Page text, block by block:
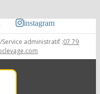
instagram
/Service administratif :07 79